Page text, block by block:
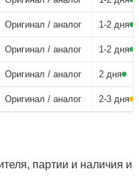
Оригинал / аналог 1-2 дня
Оригинал / аналог 1-2 дня
Оригинал / аналог 2 дня
Оригинал / аналог 2-3 дня
партии и наличия и